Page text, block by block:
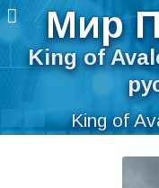
Мир
King of
King of
Скачать